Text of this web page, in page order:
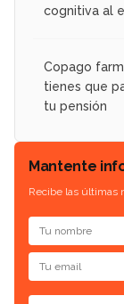
cognitiva al
Copago
tienes que
tu pensión
Mantente
Recibe las últimas